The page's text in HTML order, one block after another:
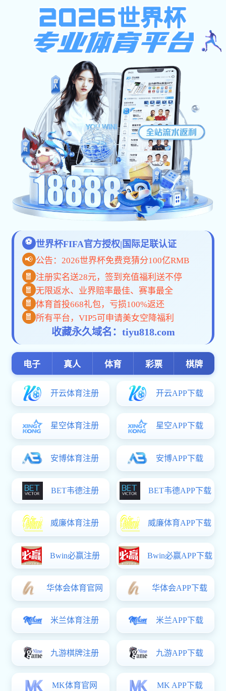
pc加拿大预算预测飞飞
网站首页 学校概况 新闻资讯 机构设置